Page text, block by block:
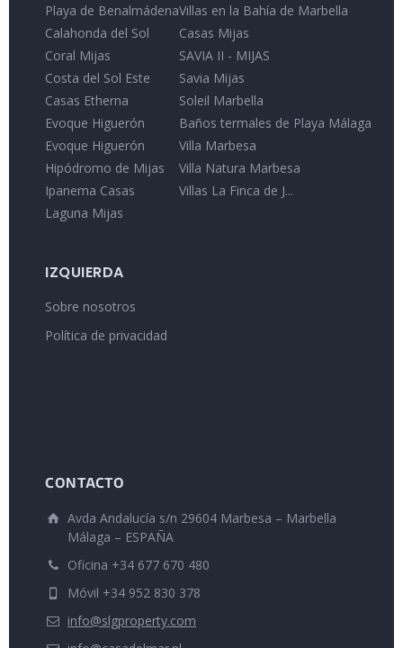
Playa de Benalmádena
Calahonda del Sol
Coral Mijas
Costa del Sol Este
Casas Etherna
Evoque Higuerón
Evoque Higuerón
Hipódromo de Mijas
Ipanema Casas
Laguna Mijas
Villas en la Bahía de Marbella
Casas Mijas
SAVIA II - MIJAS
Savia Mijas
Soleil Marbella
Baños termales de Playa Málaga
Villa Marbesa
Villa Natura Marbesa
Villas La Finca de J...
IZQUIERDA
Sobre nosotros
Política de privacidad
CONTACTO
Avda Andalucía s/n 29604 Marbesa – Marbella
Málaga – ESPAÑA
Oficina +34 677 670 480
Móvil +34 952 830 378
info@slgproperty.com